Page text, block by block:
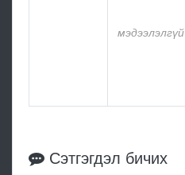
мэдээлэлгүй
Сэтгэгдэл бичих